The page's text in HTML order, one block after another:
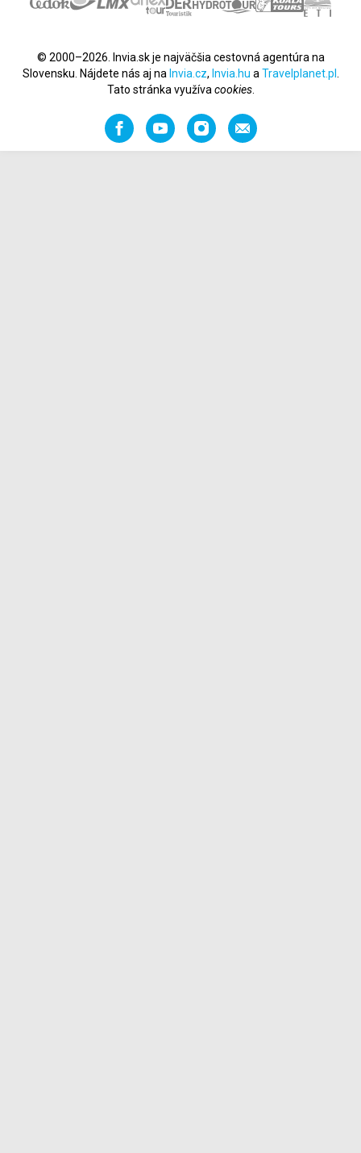
© 2000–2026. Invia.sk je najväčšia cestovná agentúra na
Slovensku. Nájdete nás aj na Invia.cz, Invia.hu a Travelplanet.pl
Tato stránka využíva cookies.
FacebookYouTubeInstagramOdporučiť